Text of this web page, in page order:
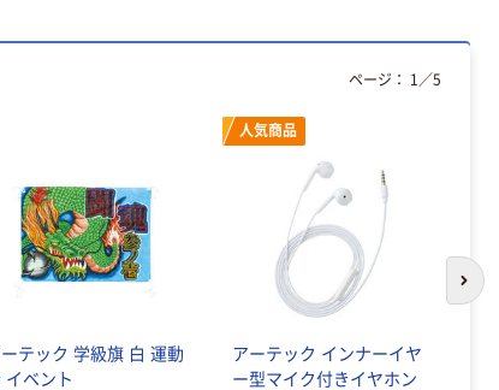
テック 学級旗 白 運動
イベント
人気商品
アーテック インナーイヤ
ー型マイク付きイヤホン
ページ： 1 ／5
次
ーホルダー A4
本気プライス
ペーパータオル
中判 再生紙
100％ 200枚
FSC認証 シング
ル 大王製紙共同
企画 オリジナル